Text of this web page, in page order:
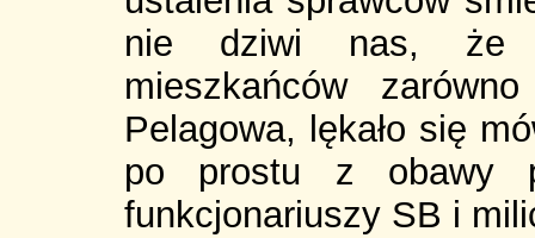
nie dziwi nas, że
mieszkańców
Pelagowa, lękało się
po prostu z obawy
funkcjonariuszy SB i